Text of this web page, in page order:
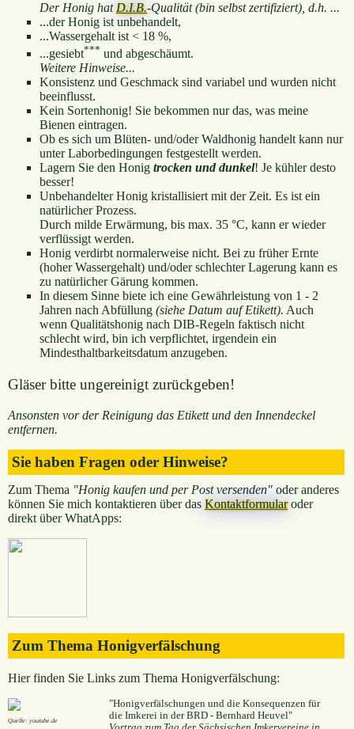
Der Honig hatD.I.B.-Qualität (bin selbst zertifiziert), d.h. ...
...der Honig ist unbehandelt,
...Wassergehalt ist < 18 %,
...gesiebt*** und abgeschäumt.
Weitere Hinweise...
Konsistenz und Geschmack sind variabel und wurden nicht
beeinflusst.
Kein Sortenhonig! Sie bekommen nur das, was meine
Bienen eintragen.
Ob es sich um Blüten- und/oder Waldhonig handelt kann nur
unter Laborbedingungen festgestellt werden.
Lagern Sie den Honig trocken und dunkel! Je kühler desto
besser!
Unbehandelter Honig kristallisiert mit der Zeit. Es ist ein
natürlicher Prozess.
Durch milde Erwärmung, bis max. 35 °C, kann er wieder
verflüssigt werden.
Honig verdirbt normalerweise nicht. Bei zu früher Ernte
(hoher Wassergehalt) und/oder schlechter Lagerung kann es
zu natürlicher Gärung kommen.
In diesem Sinne biete ich eine Gewährleistung von 1 - 2
Jahren nach Abfüllung (siehe Datum auf Etikett). Auch
wenn Qualitätshonig nach DIB-Regeln faktisch nicht
schlecht wird, bin ich verpflichtet, irgendein ein
Mindesthaltbarkeitsdatum anzugeben.
Gläser bitte ungereinigt zurückgeben!
Ansonsten vor der Reinigung das Etikett und den Innendeckel
entfernen.
Sie haben Fragen oder Hinweise?
Zum Thema "Honig kaufen und per Post versenden" oder anderes
können Sie mich kontaktieren über das Kontaktformularoder
direkt über WhatApps:
Zum Thema Honigverfälschung
Hier finden Sie Links zum Thema Honigverfälschung:
Quelle: youtube.de
"Honigverfälschungen und die Konsequenzen für
die Imkerei in der BRD - Bernhard Heuvel"